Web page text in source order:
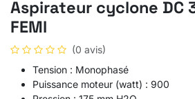
Aspirateur cyclone DC
FEMI
(0 avis)
Tension : Monophasé
Puissance moteur (watt) : 900